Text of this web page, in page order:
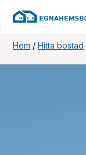
Hem /Hitta bostad